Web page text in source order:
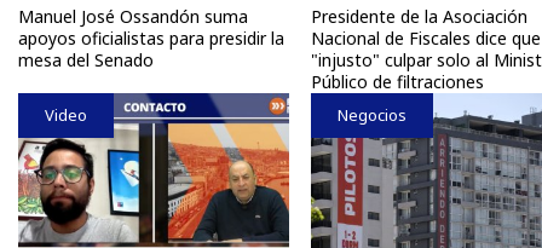
Manuel José Ossandón suma
apoyos oficialistas para presidir la
mesa del Senado
Presidente de la Asociación
Nacional de Fiscales dice
"injusto" culpar solo al
Público de filtraciones
Video Negocios